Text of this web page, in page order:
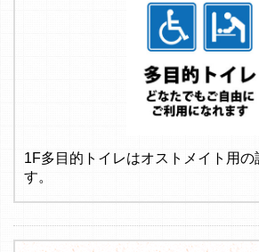
1F多目的トイレはオストメイト用の
す。